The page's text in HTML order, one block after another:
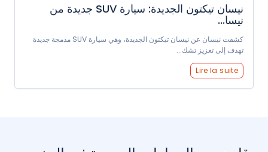
نيسان تيكتون الجديدة: سيارة SUV جديدة من
نيسا...
كشفت نيسان عن نيسان تيكتون الجديدة، وهي سيارة SUV مدمجة جديدة
تهدف إلى تعزيز تشك...
Lire la suite